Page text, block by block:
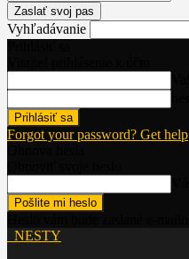
Vyhľadávanie
Forgot your password? Get help
NESTY